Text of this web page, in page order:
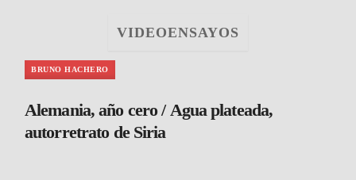
VIDEOENSAYOS
BRUNO HACHERO
Alemania, año cero / Agua plateada,
autorretrato de Siria